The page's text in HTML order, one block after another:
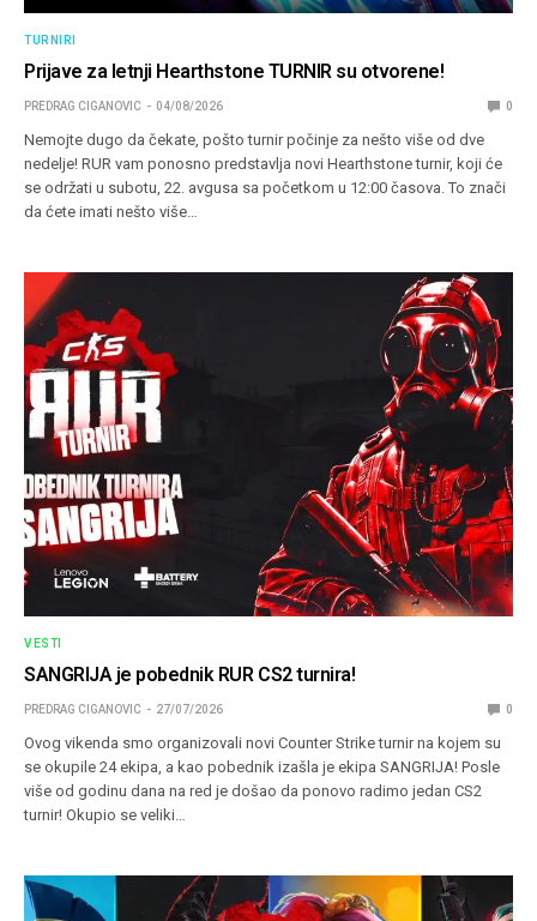
TURNIRI
Prijave za letnji Hearthstone TURNIR su otvorene!
PREDRAG CIGANOVIC 04/08/2026 0
Nemojte dugo da čekate, pošto turnir počinje za nešto više od dve
nedelje! RUR vam ponosno predstavlja novi Hearthstone turnir, koji će
se održati u subotu, 22. avgusa sa početkom u 12:00 časova. To znači
da ćete imati nešto više…
VESTI
SANGRIJA je pobednik RUR CS2 turnira!
PREDRAG CIGANOVIC 27/07/2026 0
Ovog vikenda smo organizovali novi Counter Strike turnir na kojem su
se okupile 24 ekipa, a kao pobednik izašla je ekipa SANGRIJA! Posle
više od godinu dana na red je došao da ponovo radimo jedan CS2
turnir! Okupio se veliki…